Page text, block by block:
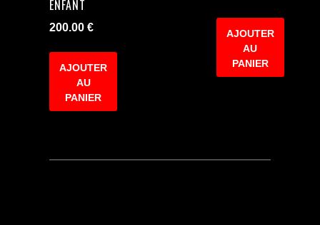
ENFANT
200.00 €
AJOUTER
AU
PANIER
AJOUTER
AU
PANIER